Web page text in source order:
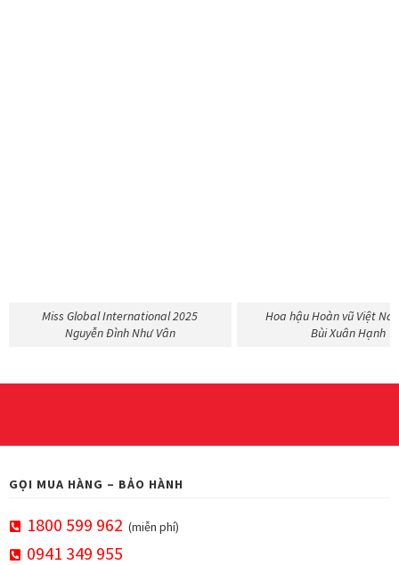
Miss Global International 2025
Nguyễn Đình Như Vân
Hoa hậu Hoàn vũ Việt
Bùi Xuân Hạnh
GỌI MUA HÀNG – BẢO HÀNH
1800 599 962 (miễn phí)
0941 349 955